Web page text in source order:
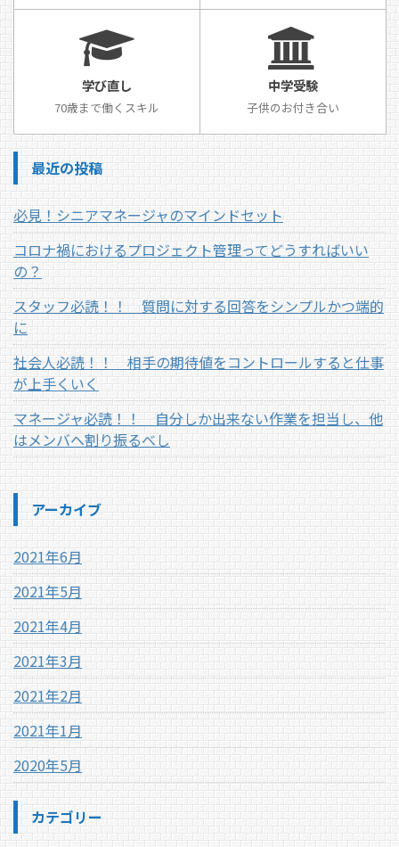
学び直し
70歳まで働くスキル
中学受験
子供のお付き合い
最近の投稿
必見！シニアマネージャのマインドセット
コロナ禍におけるプロジェクト管理ってどうすればいい
の？
スタッフ必読！！ 質問に対する回答をシンプルかつ端的
に
社会人必読！！ 相手の期待値をコントロールすると仕事
が上手くいく
マネージャ必読！！ 自分しか出来ない作業を担当し、他
はメンバへ割り振るべし
アーカイブ
2021年6月
2021年5月
2021年4月
2021年3月
2021年2月
2021年1月
2020年5月
カテゴリー